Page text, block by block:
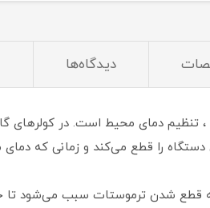
دیدگاه‌ها
دمای محیط است. در کولرهای
قطع شدن ترموستات سبب می‌شود تا